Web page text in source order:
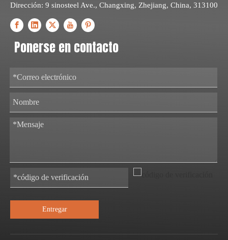
Dirección: 9 sinosteel Ave., Changxing, Zhejiang, China, 313100
Ponerse en contacto
Entregar